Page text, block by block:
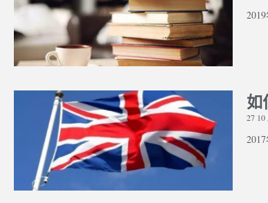
如
27 10
Interview –
Whether You Should Study Law
As An Undergraduate, Or Leave
It Until Postgraduate